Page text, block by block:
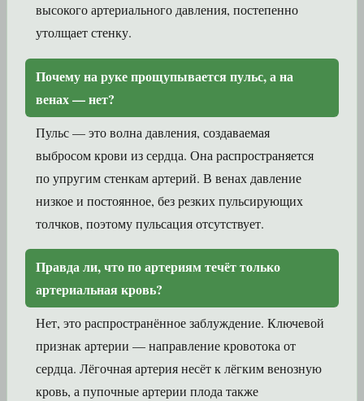
высокого артериального давления, постепенно
утолщает стенку.
Почему на руке прощупывается пульс, а на
венах — нет?
Пульс — это волна давления, создаваемая
выбросом крови из сердца. Она распространяется
по упругим стенкам артерий. В венах давление
низкое и постоянное, без резких пульсирующих
толчков, поэтому пульсация отсутствует.
Правда ли, что по артериям течёт только
артериальная кровь?
Нет, это распространённое заблуждение. Ключевой
признак артерии — направление кровотока от
сердца. Лёгочная артерия несёт к лёгким венозную
кровь, а пупочные артерии плода также